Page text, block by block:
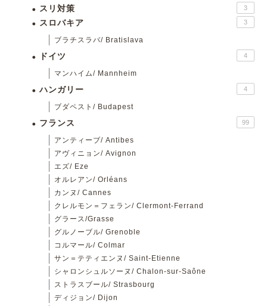
スリ対策 3
スロバキア 3
ブラチスラバ/ Bratislava
ドイツ 4
マンハイム/ Mannheim
ハンガリー 4
ブダペスト/ Budapest
フランス 99
アンティーブ/ Antibes
アヴィニョン/ Avignon
エズ/ Eze
オルレアン/ Orléans
カンヌ/ Cannes
クレルモン＝フェラン/ Clermont-Ferrand
グラース/Grasse
グルノーブル/ Grenoble
コルマール/ Colmar
サン＝テティエンヌ/ Saint-Etienne
シャロンシュルソーヌ/ Chalon-sur-Saône
ストラスブール/ Strasbourg
ディジョン/ Dijon